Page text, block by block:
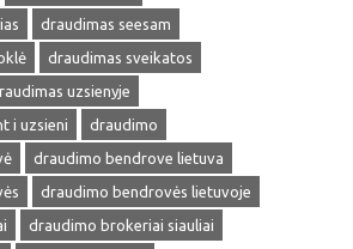
draudimas seesam
draudimas sveikatos
uzsienyje
i uzsieni
draudimo
draudimo bendrove lietuva
draudimo bendrovės lietuvoje
draudimo brokeriai siauliai